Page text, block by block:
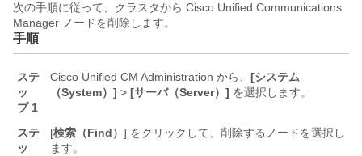
次の手順に従って、クラスタから Cisco Unified Communications
Manager ノードを削除します。
手順
ステ
ッ
プ 1
Cisco Unified CM Administration から、 [システム
（System）] > [サーバ（Server）] を選択します。
ステ
ッ
[検索（Find） ] をクリックして、削除するノードを選択し
ます。